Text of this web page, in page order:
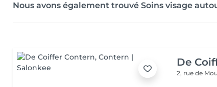
Nous avons également trouvé Soins visage
De
2, rue de